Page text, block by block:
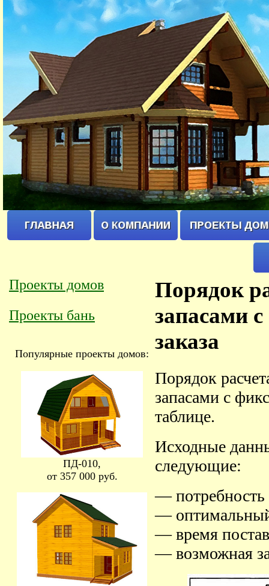
Проекты домов
Проекты бань
Популярные проекты домов:
ПД-010,
от 357 000 руб.
Порядок
запасами
заказа
Порядок
запасами с
таблице.
Исходные
следующие:
— потребность
— оптимальный
— время
— возможная